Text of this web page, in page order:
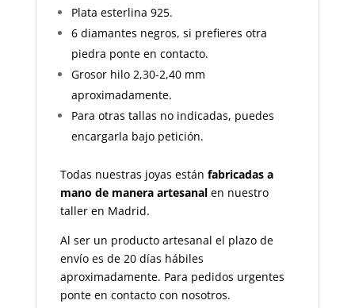
Plata esterlina 925.
6 diamantes negros, si prefieres otra
piedra ponte en contacto.
Grosor hilo 2,30-2,40 mm
aproximadamente.
Para otras tallas no indicadas, puedes
encargarla bajo petición.
Todas nuestras joyas están fabricadas a
mano de manera artesanalen nuestro
taller en Madrid.
Al ser un producto artesanal el plazo de
envío es de 20 días hábiles
aproximadamente. Para pedidos urgentes
ponte en contacto con nosotros.